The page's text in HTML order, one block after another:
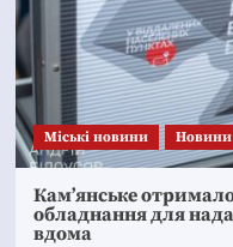
Mіські новини Новини
Кам’янське
обладнання для
вдома